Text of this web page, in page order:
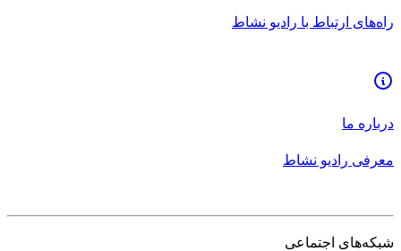
راه‌های ارتباط با رادیو نشاط
درباره ما
معرفی رادیو نشاط
شبکه‌های اجتماعی